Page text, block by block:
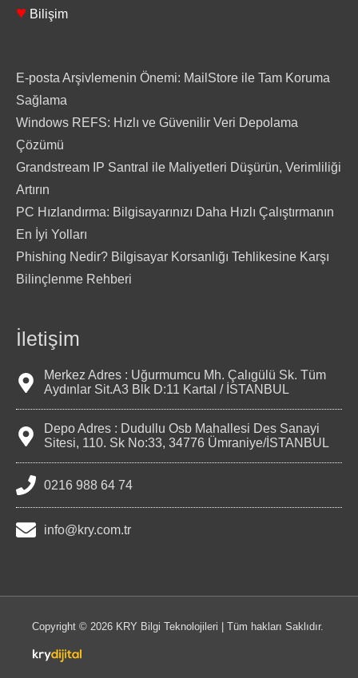
♥ Bilişim
E-posta Arşivlemenin Önemi: MailStore ile Tam Koruma
Sağlama
Windows REFS: Hızlı ve Güvenilir Veri Depolama
Çözümü
Grandstream IP Santral ile Maliyetleri Düşürün, Verimliliği
Artırın
PC Hızlandırma: Bilgisayarınızı Daha Hızlı Çalıştırmanın
En İyi Yolları
Phishing Nedir? Bilgisayar Korsanlığı Tehlikesine Karşı
Bilinçlenme Rehberi
İletişim
Merkez Adres : Uğurmumcu Mh. Çalıgülü Sk. Tüm
Aydınlar Sit.A3 Blk D:11 Kartal / İSTANBUL
Depo Adres : Dudullu Osb Mahallesi Des Sanayi
Sitesi, 110. Sk No:33, 34776 Ümraniye/İSTANBUL
0216 988 64 74
info@kry.com.tr
Copyright © 2026 KRY Bilgi Teknolojileri | Tüm hakları Saklıdır.